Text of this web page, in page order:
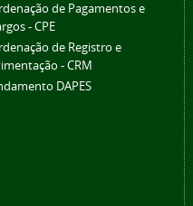
de Pagamentos e
- CPE
de Registro e
- CRM
DAPES